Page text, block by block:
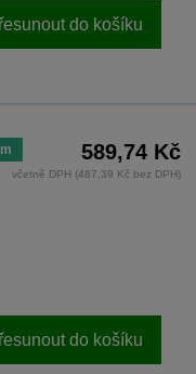
do košíku
589,74 Kč
včetně DPH (487,39 Kč bez DPH)
do košíku